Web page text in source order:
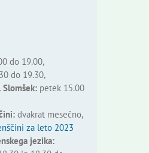
do 19.00,
do 19.30,
Slomšek:petek 15.00
dvakrat mesečno,
za leto 2023
jezika: